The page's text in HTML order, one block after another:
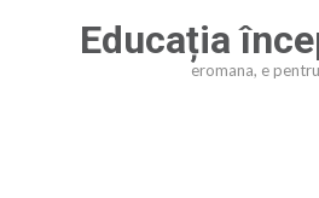
Educația
eromana, e